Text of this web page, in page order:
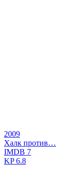
2009
Халк против…
IMDB 7
KP6.8